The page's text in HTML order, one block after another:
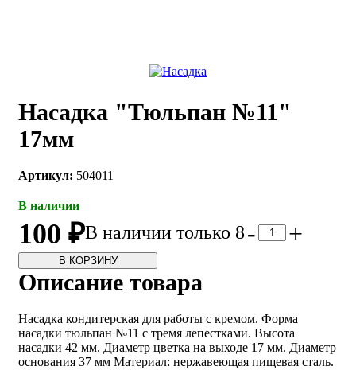
256-54-
Насадка "Тюльпан №11"
17мм
Артикул: 504011
В наличии
100 ₽В наличии только 8- +
В КОРЗИНУ
Описание товара
Насадка кондитерская для работы с кремом. Форма
насадки тюльпан №11 с тремя лепестками. Высота
насадки 42 мм. Диаметр цветка на выходе 17 мм. Диаметр
основания 37 мм Материал: нержавеющая пищевая сталь.